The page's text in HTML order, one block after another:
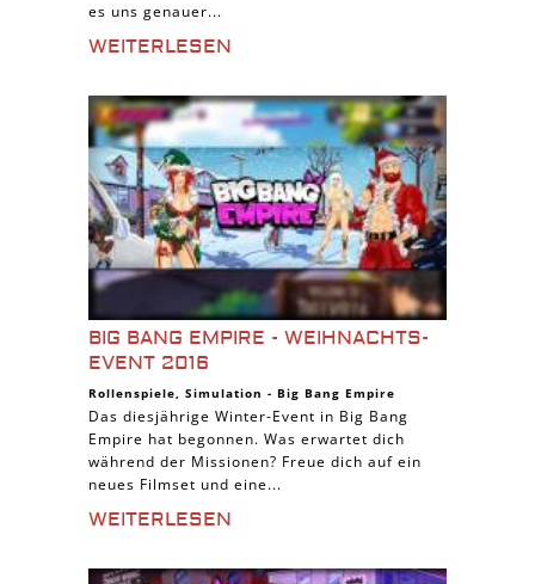
es uns genauer...
WEITERLESEN
BIG BANG EMPIRE - WEIHNACHTS-
EVENT 2016
Rollenspiele, Simulation - Big Bang Empire
Das diesjährige Winter-Event in Big Bang
Empire hat begonnen. Was erwartet dich
während der Missionen? Freue dich auf ein
neues Filmset und eine...
WEITERLESEN